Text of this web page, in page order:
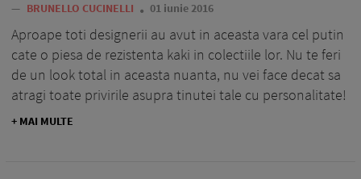
— BRUNELLO CUCINELLI 01 iunie 2016
Aproape toti designerii au avut in aceasta vara cel putin
cate o piesa de rezistenta kaki in colectiile lor. Nu te feri
de un look total in aceasta nuanta, nu vei face decat sa
atragi toate privirile asupra tinutei tale cu personalitate!
+ MAI MULTE